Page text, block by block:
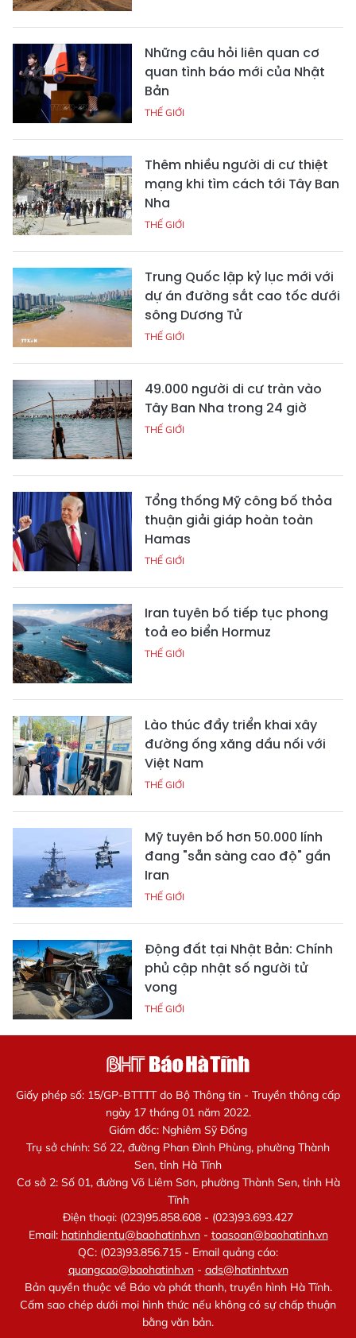
Những câu hỏi liên quan cơ
quan tình báo mới của Nhật
Bản
THẾ GIỚI
Thêm nhiều người di cư thiệt
mạng khi tìm cách tới Tây Ban
Nha
THẾ GIỚI
Trung Quốc lập kỷ lục mới với
dự án đường sắt cao tốc dưới
sông Dương Tử
THẾ GIỚI
49.000 người di cư tràn vào
Tây Ban Nha trong 24 giờ
THẾ GIỚI
Tổng thống Mỹ công bố thỏa
thuận giải giáp hoàn toàn
Hamas
THẾ GIỚI
Iran tuyên bố tiếp tục phong
toả eo biển Hormuz
THẾ GIỚI
Lào thúc đẩy triển khai xây
đường ống xăng dầu nối với
Việt Nam
THẾ GIỚI
Mỹ tuyên bố hơn 50.000 lính
đang "sẵn sàng cao độ" gần
Iran
THẾ GIỚI
Động đất tại Nhật Bản: Chính
phủ cập nhật số người tử
vong
THẾ GIỚI
Giấy phép số: 15/GP-BTTTT do Bộ Thông tin - Truyền thông cấp
ngày 17 tháng 01 năm 2022.
Giám đốc: Nghiêm Sỹ Đống
Trụ sở chính: Số 22, đường Phan Đình Phùng, phường Thành
Sen, tỉnh Hà Tĩnh
Cơ sở 2: Số 01, đường Võ Liêm Sơn, phường Thành Sen, tỉnh Hà
Tĩnh
Điện thoại: (023)95.858.608 - (023)93.693.427
Email: hatinhdientu@baohatinh.vn- toasoan@baohatinh.vn
QC: (023)93.856.715 - Email quảng cáo:
quangcao@baohatinh.vn- ads@hatinhtv.vn
Bản quyền thuộc về Báo và phát thanh, truyền hình Hà Tĩnh.
Cấm sao chép dưới mọi hình thức nếu không có sự chấp thuận
bằng văn bản.